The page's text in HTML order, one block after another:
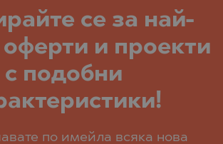
се за най-
оферти и проекти
с подобни
по имейла всяка нова